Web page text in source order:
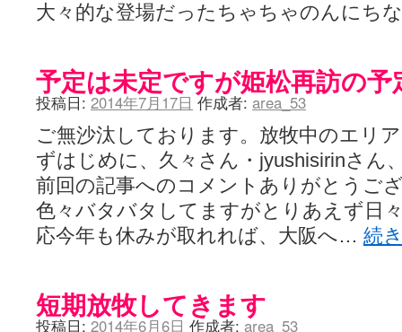
大々的な登場だったちゃちゃのんにち
予定は未定ですが姫松再訪の予
投稿日: 2014年7月17日 作成者: area_53
ご無沙汰しております。放牧中のエリ
ずはじめに、久々さん・jyushisirinさん
前回の記事へのコメントありがとうご
色々バタバタしてますがとりあえず日
応今年も休みが取れれば、大阪へ… 続
短期放牧してきます
投稿日: 2014年6月6日 作成者: area_53